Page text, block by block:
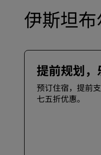
伊斯坦
提前规划，
预订住宿，提前
七五折优惠。